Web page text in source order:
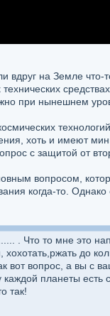
вдруг на Земле что-
при нынешнем
хоть и имеют
с защитой от
вопросом,
когда-то.
. Что то мне это
хохотать,ржать до
вот вопрос, а вы с
планеты
так!